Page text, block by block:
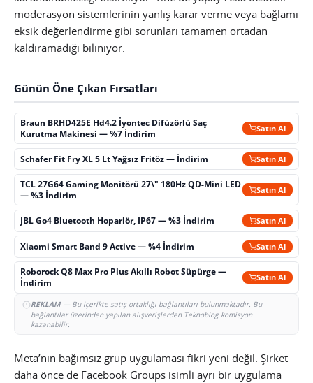
moderasyon sistemlerinin yanlış karar verme veya bağlamı
eksik değerlendirme gibi sorunları tamamen ortadan
kaldıramadığı biliniyor.
Günün Öne Çıkan Fırsatları
Braun BRHD425E Hd4.2 İyontec Difüzörlü Saç
Kurutma Makinesi — %7 İndirim
Satın Al
Schafer Fit Fry XL 5 Lt Yağsız Fritöz — İndirim Satın Al
TCL 27G64 Gaming Monitörü 27\" 180Hz QD-Mini LED
— %3 İndirim
Satın Al
JBL Go4 Bluetooth Hoparlör, IP67 — %3 İndirim Satın Al
Xiaomi Smart Band 9 Active — %4 İndirim Satın Al
Roborock Q8 Max Pro Plus Akıllı Robot Süpürge —
İndirim
Satın Al
REKLAM— Bu içerikte satış ortaklığı bağlantıları bulunmaktadır. Bu
bağlantılar üzerinden yapılan alışverişlerden Teknoblog komisyon
kazanabilir.
Meta’nın bağımsız grup uygulaması fikri yeni değil. Şirket
daha önce de Facebook Groups isimli ayrı bir uygulama